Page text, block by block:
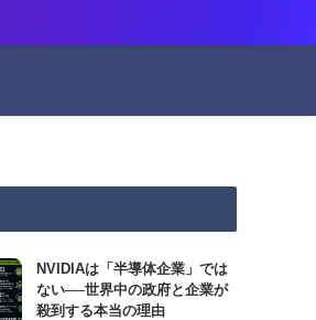
NVIDIAは「半導体企業」では
ない──世界中の政府と企業が
殺到する本当の理由